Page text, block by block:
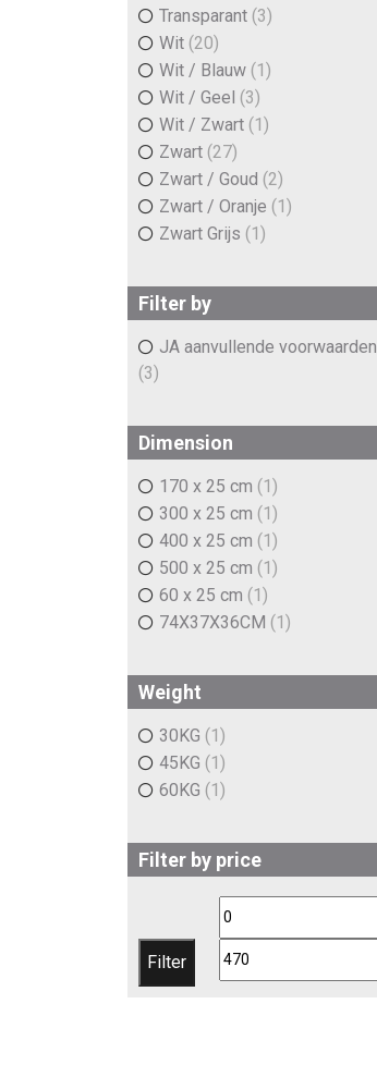
Transparant (3)
Wit (20)
Wit / Blauw (1)
Wit / Geel (3)
Wit / Zwart (1)
Zwart (27)
Zwart / Goud (2)
Zwart / Oranje (1)
Zwart Grijs (1)
Filter by
JA aanvullende voorwaarden
(3)
Dimension
170 x 25 cm (1)
300 x 25 cm (1)
400 x 25 cm (1)
500 x 25 cm (1)
60 x 25 cm (1)
74X37X36CM (1)
Weight
30KG (1)
45KG (1)
60KG (1)
Filter by price
Min
Filter